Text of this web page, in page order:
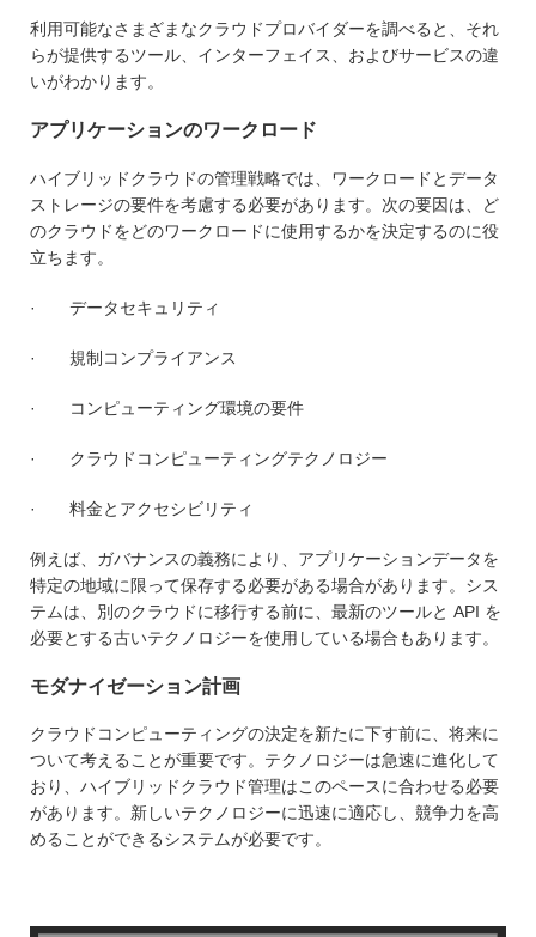
利用可能なさまざまなクラウドプロバイダーを調べると、それ
らが提供するツール、インターフェイス、およびサービスの違
いがわかります。
アプリケーションのワークロード
ハイブリッドクラウドの管理戦略では、ワークロードとデータ
ストレージの要件を考慮する必要があります。次の要因は、ど
のクラウドをどのワークロードに使用するかを決定するのに役
立ちます。
· データセキュリティ
· 規制コンプライアンス
· コンピューティング環境の要件
· クラウドコンピューティングテクノロジー
· 料金とアクセシビリティ
例えば、ガバナンスの義務により、アプリケーションデータを
特定の地域に限って保存する必要がある場合があります。シス
テムは、別のクラウドに移行する前に、最新のツールと API を
必要とする古いテクノロジーを使用している場合もあります。
モダナイゼーション計画
クラウドコンピューティングの決定を新たに下す前に、将来に
ついて考えることが重要です。テクノロジーは急速に進化して
おり、ハイブリッドクラウド管理はこのペースに合わせる必要
があります。新しいテクノロジーに迅速に適応し、競争力を高
めることができるシステムが必要です。